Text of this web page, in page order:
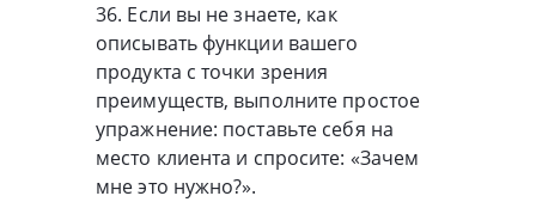
36. Если вы не знаете, как
описывать функции вашего
продукта с точки зрения
преимуществ, выполните простое
упражнение: поставьте себя на
место клиента и спросите: «Зачем
мне это нужно?».